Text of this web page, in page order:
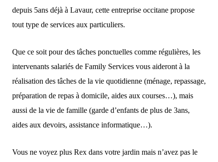
depuis 5ans déjà à Lavaur, cette entreprise occitane propose
tout type de services aux particuliers.
Que ce soit pour des tâches ponctuelles comme régulières, les
intervenants salariés de Family Services vous aideront à la
réalisation des tâches de la vie quotidienne (ménage, repassage,
préparation de repas à domicile, aides aux courses…), mais
aussi de la vie de famille (garde d’enfants de plus de 3ans,
aides aux devoirs, assistance informatique…).
Vous ne voyez plus Rex dans votre jardin mais n’avez pas le